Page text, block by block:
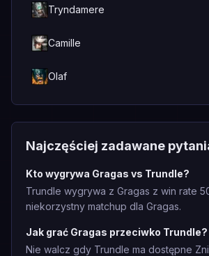
Tryndamere
Camille
Olaf
Najczęściej zadawane
Kto wygrywa Gragas vs Trundle?
Trundle wygrywa z Gragas z win rate
niekorzystny matchup dla Gragas.
Jak grać Gragas przeciwko Trundle?
Nie walcz gdy Trundle ma dostępne